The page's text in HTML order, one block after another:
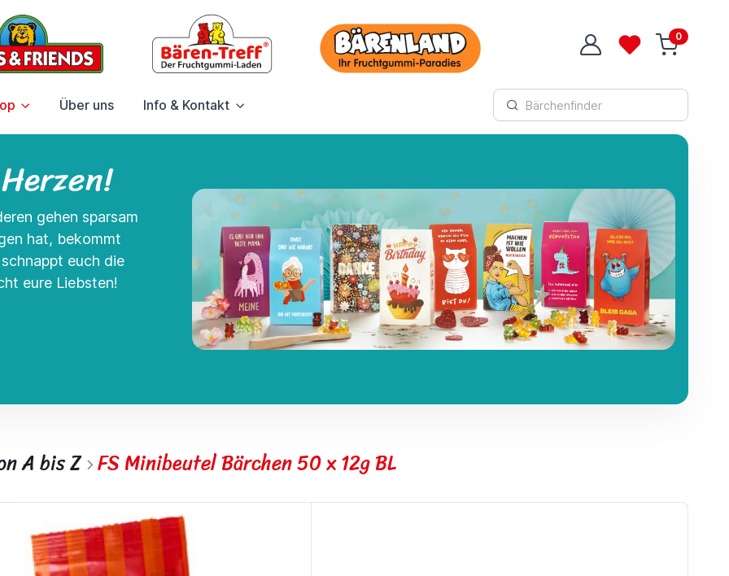
LoginWunschliste
0
Über uns Info & Kontakt
gehen sparsam
hat, bekommt
euch die
eure Liebsten!
A bis Z FS Minibeutel Bärchen 50 x 12g BL